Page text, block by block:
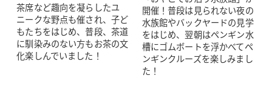
茶席など趣向を凝らしたユ
ニークな野点も催され、子ど
もたちをはじめ、普段、茶道
に馴染みのない方もお茶の文
化楽しんでいました！
開催！普段は見られない夜の
水族館やバックヤードの見学
をはじめ、翌朝はペンギン水
槽にゴムボートを浮かべてペ
ンギンクルーズを楽しみまし
た！